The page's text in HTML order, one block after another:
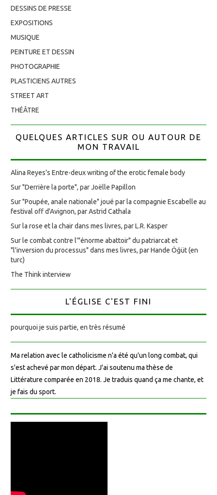
DESSINS DE PRESSE
EXPOSITIONS
MUSIQUE
PEINTURE ET DESSIN
PHOTOGRAPHIE
PLASTICIENS AUTRES
STREET ART
THÉÂTRE
QUELQUES ARTICLES SUR OU AUTOUR DE
MON TRAVAIL
Alina Reyes’s Entre-deux writing of the erotic female body
Sur "Derrière la porte", par Joëlle Papillon
Sur "Poupée, anale nationale" joué par la compagnie Escabelle au
festival off d'Avignon, par Astrid Cathala
Sur la rose et la chair dans mes livres, par L.R. Kasper
Sur le combat contre l'"énorme abattoir" du patriarcat et
"l'inversion du processus" dans mes livres, par Hande Öğüt (en
turc)
The Think interview
L'ÉGLISE C'EST FINI
pourquoi je suis partie, en très résumé
Ma relation avec le catholicisme n'a été qu'un long combat, qui
s'est achevé par mon départ. J'ai soutenu ma thèse de
Littérature comparée en 2018. Je traduis quand ça me chante, et
je fais du sport.